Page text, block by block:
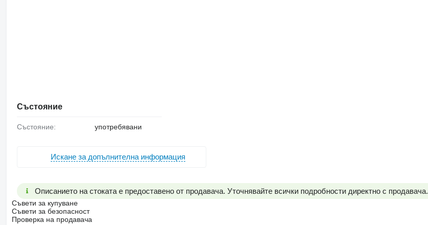
Състояние
Състояние: употребявани
Искане за допълнителна информация
Описанието на стоката е предоставено от продавача. Уточнявайте всички подробности директно с продавача.
Съвети за купуване
Съвети за безопасност
Проверка на продавача